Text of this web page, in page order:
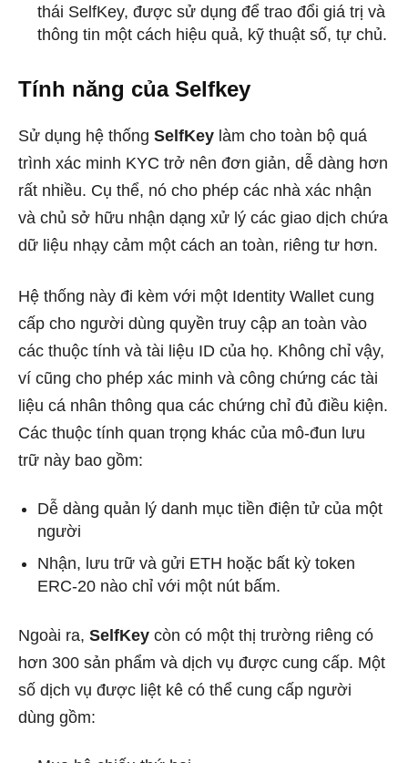
thái SelfKey, được sử dụng để trao đổi giá trị và
thông tin một cách hiệu quả, kỹ thuật số, tự chủ.
Tính năng của Selfkey
Sử dụng hệ thống SelfKey làm cho toàn bộ quá
trình xác minh KYC trở nên đơn giản, dễ dàng hơn
rất nhiều. Cụ thể, nó cho phép các nhà xác nhận
và chủ sở hữu nhận dạng xử lý các giao dịch chứa
dữ liệu nhạy cảm một cách an toàn, riêng tư hơn.
Hệ thống này đi kèm với một Identity Wallet cung
cấp cho người dùng quyền truy cập an toàn vào
các thuộc tính và tài liệu ID của họ. Không chỉ vậy,
ví cũng cho phép xác minh và công chứng các tài
liệu cá nhân thông qua các chứng chỉ đủ điều kiện.
Các thuộc tính quan trọng khác của mô-đun lưu
trữ này bao gồm:
Dễ dàng quản lý danh mục tiền điện tử của một
người
Nhận, lưu trữ và gửi ETH hoặc bất kỳ token
ERC-20 nào chỉ với một nút bấm.
Ngoài ra, SelfKey còn có một thị trường riêng có
hơn 300 sản phẩm và dịch vụ được cung cấp. Một
số dịch vụ được liệt kê có thể cung cấp người
dùng gồm: